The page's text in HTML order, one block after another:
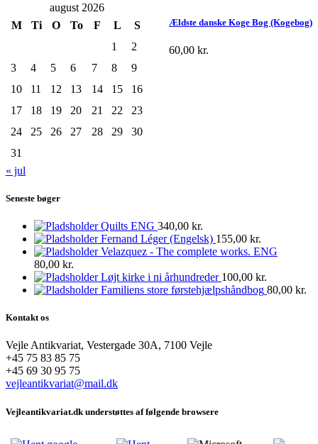
Ældste danske Koge Bog (Kogebog)
60,00 kr.
august 2026
M
Ti O To F L
S
1
2
3
4 5 6 7 8
9
10
11 12 13 14 15
16
17
18 19 20 21 22
23
24
25 26 27 28 29
30
31
« jul
Seneste bøger
Quilts ENG 340,00 kr.
Fernand Léger (Engelsk) 155,00 kr.
Velazquez - The complete works. ENG
80,00 kr.
Løjt kirke i ni århundreder 100,00 kr.
Familiens store førstehjælpshåndbog 80,00 kr.
Kontakt os
Vejle Antikvariat, Vestergade 30A, 7100 Vejle
+45 75 83 85 75
+45 69 30 95 75
vejleantikvariat@mail.dk
Vejleantikvariat.dk understøttes af følgende browsere